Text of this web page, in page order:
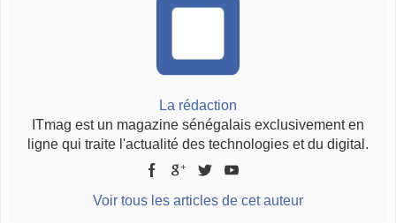
La rédaction
ITmag est un magazine sénégalais exclusivement en
ligne qui traite l'actualité des technologies et du digital.
Voir tous les articles de cet auteur